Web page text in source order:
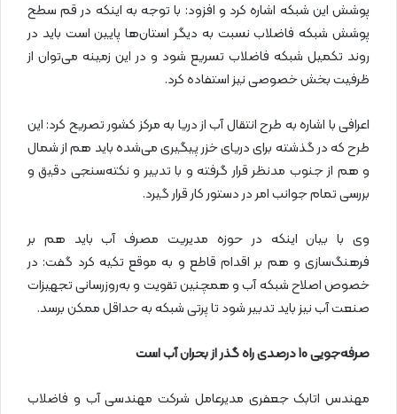
پوشش این شبکه اشاره کرد و افزود: با توجه به اینکه در قم سطح
پوشش شبکه فاضلاب نسبت به دیگر استان‌ها پایین است باید در
روند تکمیل شبکه فاضلاب تسریع شود و در این زمینه می‌توان از
ظرفیت بخش خصوصی نیز استفاده کرد.
اعرافی با اشاره به طرح انتقال آب از دریا به مرکز کشور تصریح کرد: این
طرح که در گذشته برای دریای خزر پیگیری می‌شده باید هم از شمال
و هم از جنوب مدنظر قرار گرفته و با تدبیر و نکته‌سنجی دقیق و
بررسی تمام جوانب امر در دستور کار قرار گیرد.
وی با بیان اینکه در حوزه مدیریت مصرف آب باید هم بر
فرهنگ‌سازی و هم بر اقدام قاطع و به موقع تکیه کرد گفت: در
خصوص اصلاح شبکه آب و همچنین تقویت و به‌روزرسانی تجهیزات
صنعت آب نیز باید تدبیر شود تا پرتی شبکه به حداقل ممکن برسد.
صرفه‌جویی 10 درصدی راه گذر از بحران آب است
مهندس اتابک جعفری مدیرعامل شرکت مهندسی آب و فاضلاب